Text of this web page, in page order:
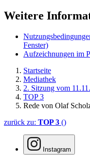
Weitere
Fenster)
Aufzeichnungen im
Startseite
Mediathek
2. Sitzung vom
TOP 3
Rede von Olaf
zurück zu: TOP 3 ()
Instagram